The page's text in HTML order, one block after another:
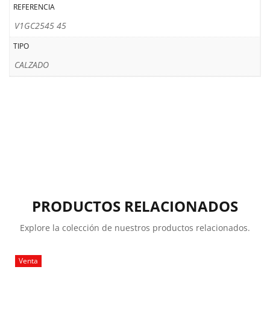
REFERENCIA
V1GC2545 45
TIPO
CALZADO
PRODUCTOS RELACIONADOS
Explore la colección de nuestros productos relacionados.
Venta